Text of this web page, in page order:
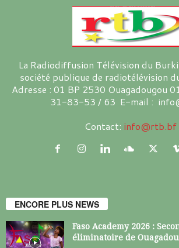
La Radiodiffusion Télévision du
société publique de radiotélévision
Adresse : 01 BP 2530 Ouagadougou
31-83-53 / 63 E-mail :
Contact: info@rtb.bf
ENCORE PLUS NEWS
Faso Academy 2026 :
éliminatoire de